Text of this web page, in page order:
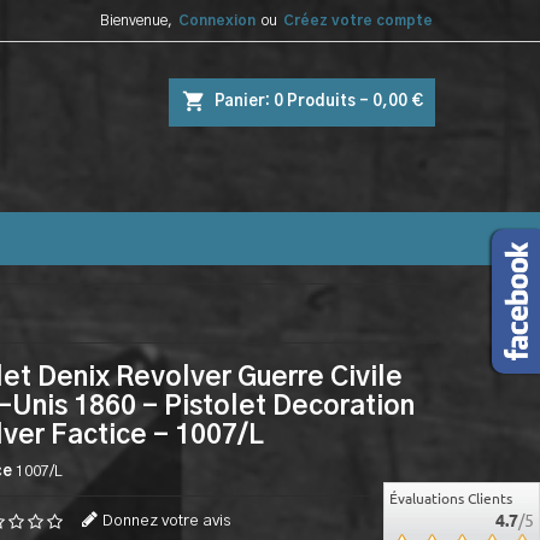
Bienvenue, Connexion ou Créez votre compte
shopping_cart Panier: 0 Produits - 0,00 €
Denix Revolver Guerre Civile
Unis 1860 - Pistolet Decoration
Factice - 1007/L
1007/L
Donnez votre avis
Évaluations Clients
4.7/5